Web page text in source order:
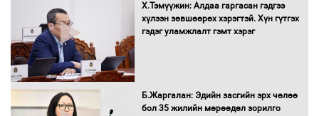
УИХ-ын дарга С.Бямбацогт Сутай
хайрхны тэнгэрийг тахих тахилгад
оролцлоо
С.Амарсайхан: Иргэдийг хохироосон
ААН-ийн нуугтмал хөрөнгийг
Х.Тэмүүжин: Алдаа гаргасан гэдгээ
хүлээн зөвшөөрөх хэрэгтэй. Хүн гүтгэх
гэдэг уламжлалт гэмт хэрэг
Б.Жаргалан: Эдийн засгийн эрх чөлөө
бол 35 жилийн мөрөөдөл зорилго